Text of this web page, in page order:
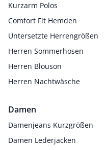
Kurzarm Polos
Comfort Fit Hemden
Untersetzte Herrengrößen
Herren Sommerhosen
Herren Blouson
Herren Nachtwäsche
Damen
Damenjeans Kurzgrößen
Damen Lederjacken